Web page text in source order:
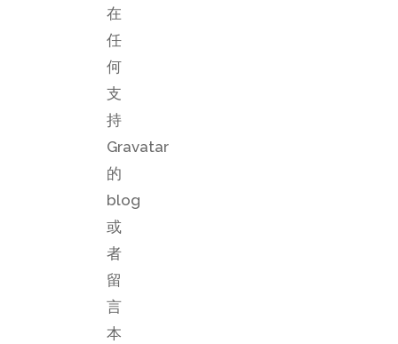
在
任
何
支
持
Gravatar
的
blog
或
者
留
言
本